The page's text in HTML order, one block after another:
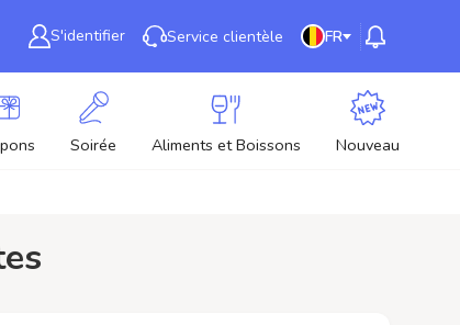
S'identifier Service clientèle FR
Soirée Aliments et Boissons Nouveau